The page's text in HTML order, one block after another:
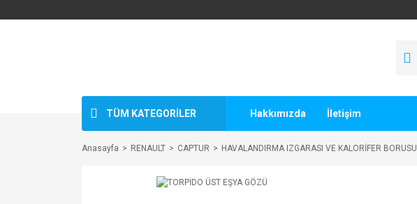
TÜM KATEGORİLER Hakkımızda İletişim
Anasayfa RENAULT CAPTUR HAVALANDIRMA IZGARASI VE KALORİFER BORUSU